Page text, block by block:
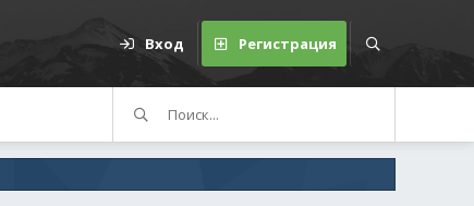
Вход Регистрация